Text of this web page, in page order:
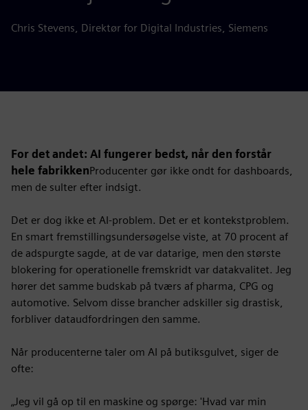
Chris Stevens, Direktør for Digital Industries, Siemens
For det andet: AI fungerer bedst, når den forstår
hele fabrikkenProducenter gør ikke ondt for dashboards,
men de sulter efter indsigt.
Det er dog ikke et AI-problem. Det er et kontekstproblem.
En smart fremstillingsundersøgelse viste, at 70 procent af
de adspurgte sagde, at de var datarige, men den største
blokering for operationelle fremskridt var datakvalitet. Jeg
hører det samme budskab på tværs af pharma, CPG og
automotive. Selvom disse brancher adskiller sig drastisk,
forbliver dataudfordringen den samme.
Når producenterne taler om AI på butiksgulvet, siger de
ofte:
„Jeg vil gå op til en maskine og spørge: 'Hvad var min